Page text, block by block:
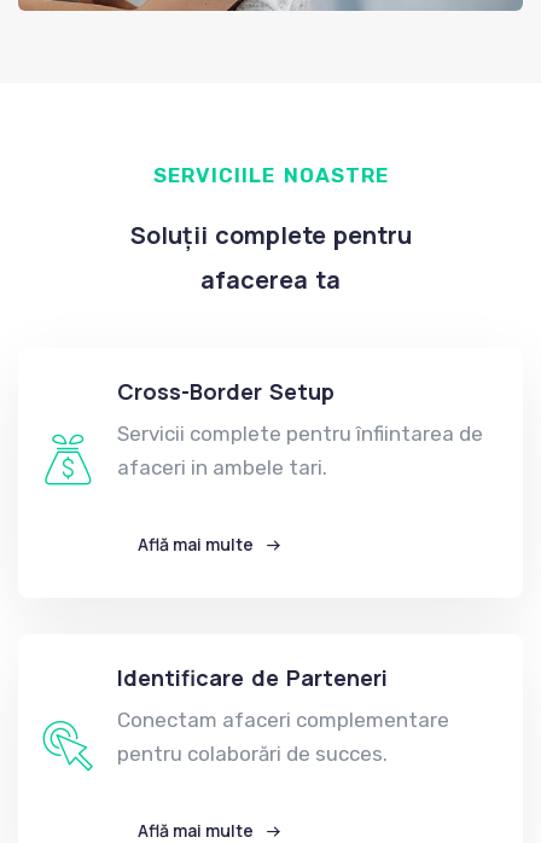
SERVICIILE NOASTRE
Soluții complete pentru
afacerea ta
Cross-Border Setup
Servicii complete pentru înfiintarea de
afaceri in ambele tari.
Află mai multe
Identificare de Parteneri
Conectam afaceri complementare
pentru colaborări de succes.
Află mai multe